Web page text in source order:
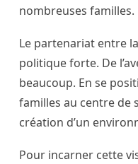
nombreuses familles.
Le partenariat entre
politique forte. De
beaucoup. En se
familles au centre de
création d’un
Pour incarner cette